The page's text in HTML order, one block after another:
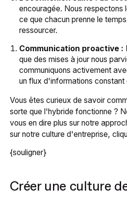
encouragée. Nous respectons
ce que chacun prenne le
ressourcer.
Communication proactive :
que des mises à jour nous
communiquons activement
un flux d'informations constant
Vous êtes curieux de savoir
sorte que l'hybride fonctionne ?
vous en dire plus sur notre
sur notre culture d'entreprise,
{souligner}
Créer une culture